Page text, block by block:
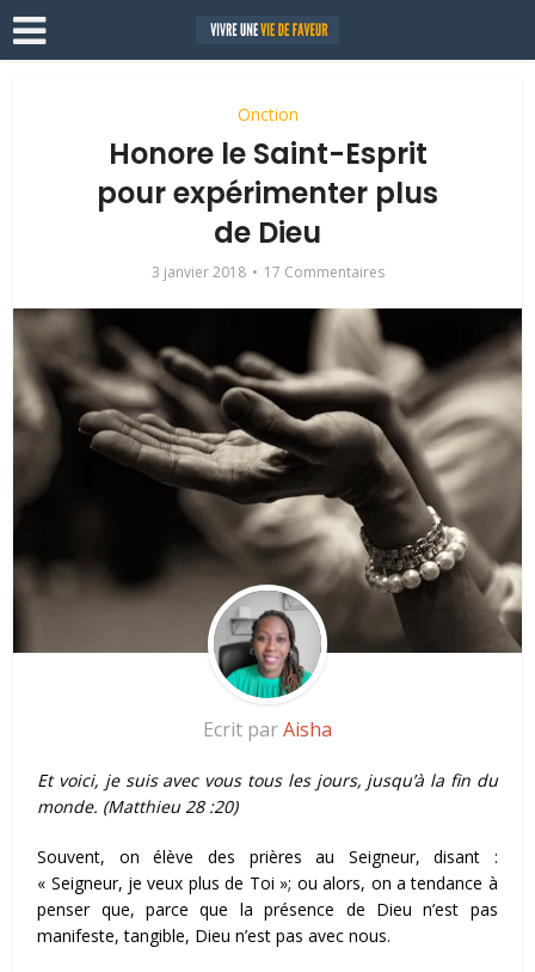
Onction
Honore le Saint-Esprit
pour expérimenter plus
de Dieu
3 janvier 2018 17 Commentaires
Ecrit parAisha
Et voici, je suis avec vous tous les jours, jusqu’à la fin du
monde. (Matthieu 28 :20)
Souvent, on élève des prières au Seigneur, disant :
« Seigneur, je veux plus de Toi »; ou alors, on a tendance à
penser que, parce que la présence de Dieu n’est pas
manifeste, tangible, Dieu n’est pas avec nous.